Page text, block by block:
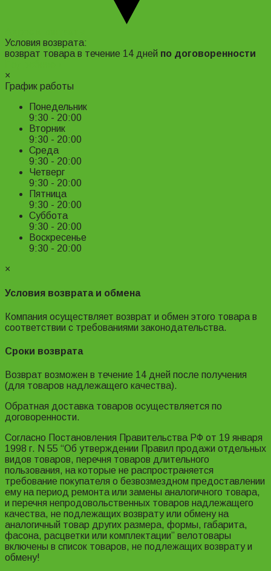
Условия возврата:
возврат товара в течение 14 дней по договоренности
×
График работы
Понедельник
9:30 - 20:00
Вторник
9:30 - 20:00
Среда
9:30 - 20:00
Четверг
9:30 - 20:00
Пятница
9:30 - 20:00
Суббота
9:30 - 20:00
Воскресенье
9:30 - 20:00
×
Условия возврата и обмена
Компания осуществляет возврат и обмен этого товара в
соответствии с требованиями законодательства.
Сроки возврата
Возврат возможен в течение 14 дней после получения
(для товаров надлежащего качества).
Обратная доставка товаров осуществляется по
договоренности.
Согласно Постановления Правительства РФ от 19 января
1998 г. N 55 “Об утверждении Правил продажи отдельных
видов товаров, перечня товаров длительного
пользования, на которые не распространяется
требование покупателя о безвозмездном предоставлении
ему на период ремонта или замены аналогичного товара,
и перечня непродовольственных товаров надлежащего
качества, не подлежащих возврату или обмену на
аналогичный товар других размера, формы, габарита,
фасона, расцветки или комплектации” велотовары
включены в список товаров, не подлежащих возврату и
обмену!